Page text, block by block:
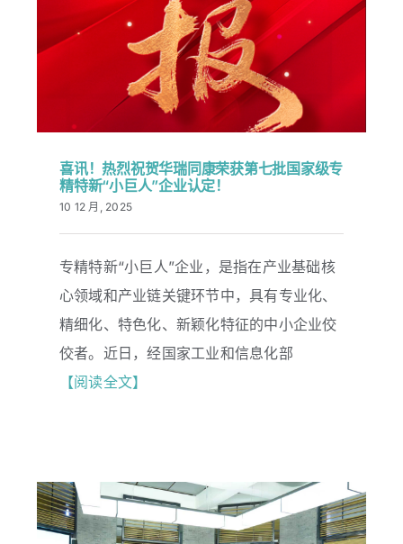
喜讯！热烈祝贺华瑞同康荣获第七批国
家级专精特新“小巨人”企业认定！
喜讯！热烈祝贺华瑞同康荣获第七批国家级专
精特新“小巨人”企业认定！
10 12 月, 2025
专精特新“小巨人”企业，是指在产业基础核
心领域和产业链关键环节中，具有专业化、
精细化、特色化、新颖化特征的中小企业佼
佼者。近日，经国家工业和信息化部
【阅读全文】